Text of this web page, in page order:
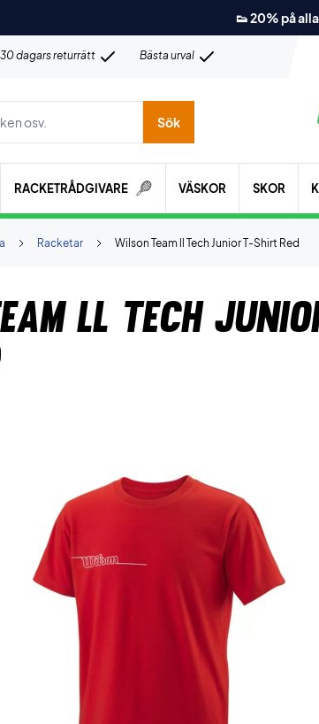
👟 20% på
30 dagars returrätt Bästa urval
osv.
Sök
RACKETRÅDGIVARE VÄSKOR SKOR
Wilson Team ll Tech Junior T-Shirt Red
Racketar
ll Tech